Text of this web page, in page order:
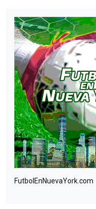
FutbolEnNuevaYork.com